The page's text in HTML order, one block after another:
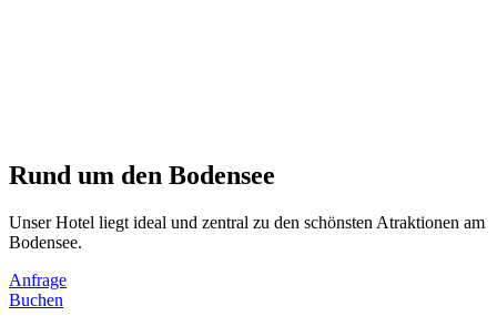
Rund um den Bodensee
Unser Hotel liegt ideal und zentral zu den schönsten Atraktionen am
Bodensee.
Anfrage
Buchen